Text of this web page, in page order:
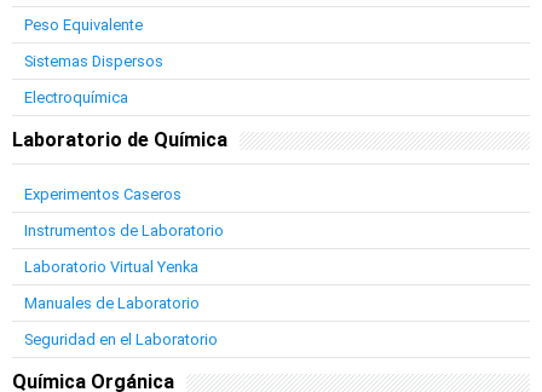
Peso Equivalente
Sistemas Dispersos
Electroquímica
Laboratorio de Química
Experimentos Caseros
Instrumentos de Laboratorio
Laboratorio Virtual Yenka
Manuales de Laboratorio
Seguridad en el Laboratorio
Química Orgánica